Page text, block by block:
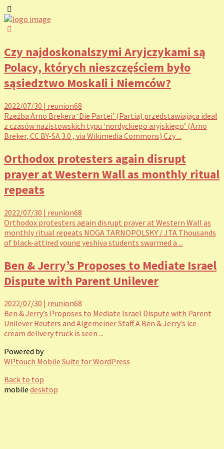
Czy najdoskonalszymi Aryjczykami są
Polacy, których nieszczęściem było
sąsiedztwo Moskali i Niemców?
2022/07/30 | reunion68
Rzeźba Arno Brekera ‘Die Partei’ (Partia) przedstawiająca ideał
z czasów nazistowskich typu ‘nordyckiego aryjskiego’ (Arno
Breker, CC BY-SA 3.0 , via Wikimedia Commons) Czy ...
Orthodox protesters again disrupt
prayer at Western Wall as monthly ritual
repeats
2022/07/30 | reunion68
Orthodox protesters again disrupt prayer at Western Wall as
monthly ritual repeats NOGA TARNOPOLSKY / JTA Thousands
of black-attired young yeshiva students swarmed a ...
Ben & Jerry’s Proposes to Mediate Israel
Dispute with Parent Unilever
2022/07/30 | reunion68
Ben & Jerry’s Proposes to Mediate Israel Dispute with Parent
Unilever Reuters and Algemeiner Staff A Ben & Jerry’s ice-
cream delivery truck is seen ...
Powered by
WPtouch Mobile Suite for WordPress
Back to top
mobile desktop